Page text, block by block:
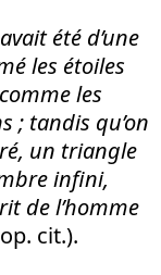
été d’une
les étoiles
les
; tandis qu’on
un triangle
infini,
de l’homme
cit.).